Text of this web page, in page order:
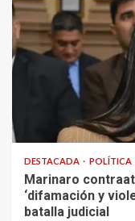
DESTACADA POLÍTICA
Marinaro
‘difamación y
batalla judicial